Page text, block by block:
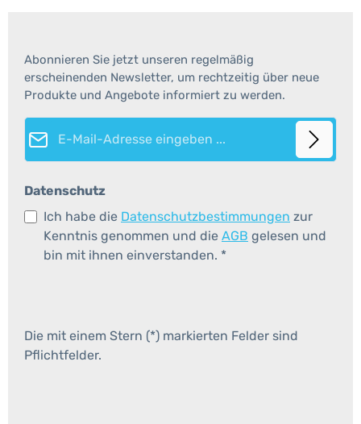
Abonnieren Sie jetzt unseren regelmäßig
erscheinenden Newsletter, um rechtzeitig über neue
Produkte und Angebote informiert zu werden.
E-Mail-Adresse*
Datenschutz
Ich habe die Datenschutzbestimmungen zur
Kenntnis genommen und die AGB gelesen und
bin mit ihnen einverstanden. *
Die mit einem Stern (*) markierten Felder sind
Pflichtfelder.